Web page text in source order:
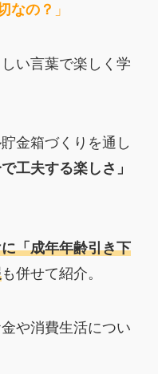
なの？ 」
い言葉で楽しく学
金箱づくりを通し
工夫する楽しさ」
「成年年齢引き下
も併せて紹介。
や消費生活につい